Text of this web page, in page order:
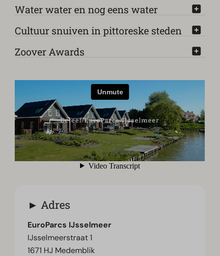
Water water en nog eens water
Cultuur snuiven in pittoreske steden
Zoover Awards
Adres
EuroParcs IJsselmeer
IJsselmeerstraat 1
1671 HJ Medemblik